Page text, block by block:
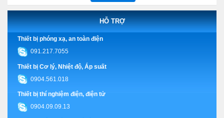
HỖ TRỢ
Thiết bị phóng xạ, an toàn điện
091.217.7055
Thiết bị Cơ lý, Nhiệt độ, Áp suất
0904.561.018
Thiết bị thí nghiệm điện, điện tử
0904.09.09.13